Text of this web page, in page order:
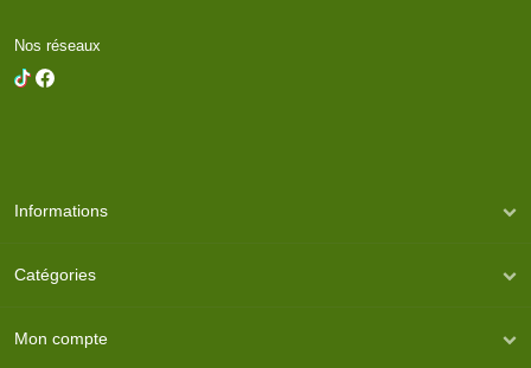
Nos réseaux
Informations
Catégories
Mon compte